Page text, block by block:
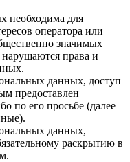
необходима для
оператора или
значимых
права и
данных, доступ
предоставлен
по его просьбе (далее
данных,
раскрытию в